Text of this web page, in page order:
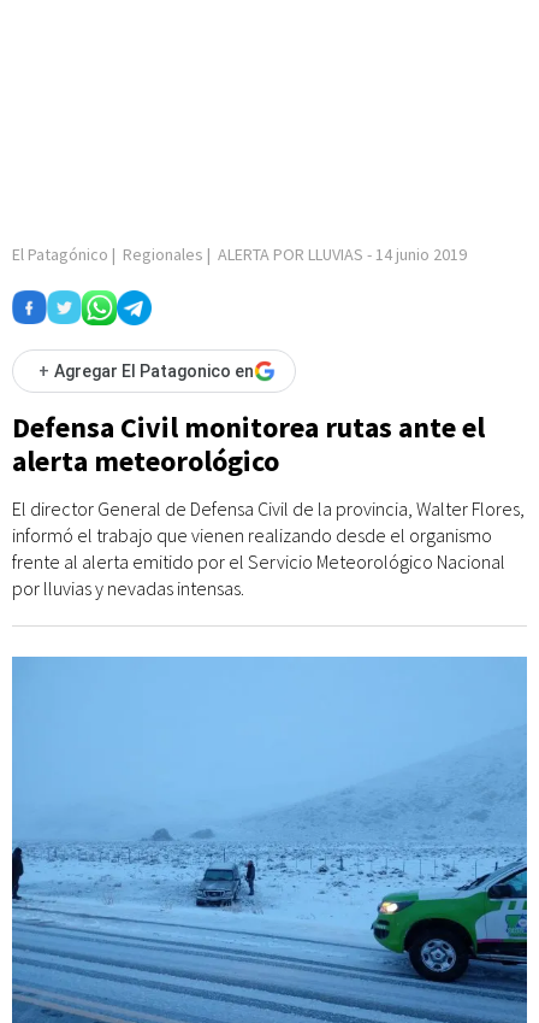
El Patagónico | Regionales | ALERTA POR LLUVIAS - 14 junio 2019
+ Agregar El Patagonico en
Defensa Civil monitorea rutas ante el
alerta meteorológico
El director General de Defensa Civil de la provincia, Walter Flores,
informó el trabajo que vienen realizando desde el organismo
frente al alerta emitido por el Servicio Meteorológico Nacional
por lluvias y nevadas intensas.